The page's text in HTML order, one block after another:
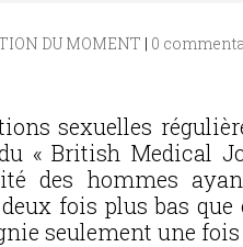
DU MOMENT | 0
sexuelles
« British Medical
des hommes
fois plus bas
seulement une